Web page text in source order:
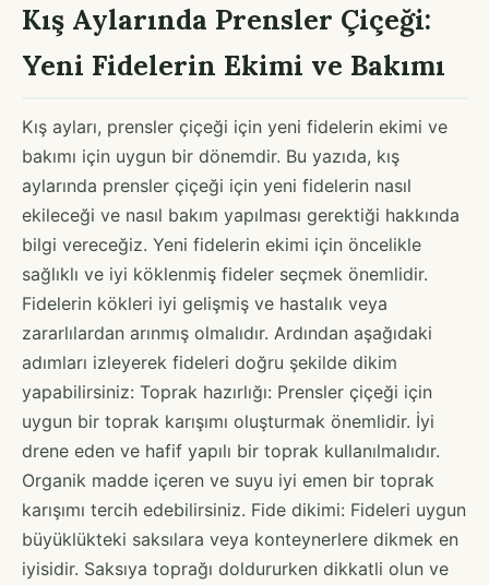
Kış Aylarında Prensler Çiçeği:
Yeni Fidelerin Ekimi ve Bakımı
Kış ayları, prensler çiçeği için yeni fidelerin ekimi ve
bakımı için uygun bir dönemdir. Bu yazıda, kış
aylarında prensler çiçeği için yeni fidelerin nasıl
ekileceği ve nasıl bakım yapılması gerektiği hakkında
bilgi vereceğiz. Yeni fidelerin ekimi için öncelikle
sağlıklı ve iyi köklenmiş fideler seçmek önemlidir.
Fidelerin kökleri iyi gelişmiş ve hastalık veya
zararlılardan arınmış olmalıdır. Ardından aşağıdaki
adımları izleyerek fideleri doğru şekilde dikim
yapabilirsiniz: Toprak hazırlığı: Prensler çiçeği için
uygun bir toprak karışımı oluşturmak önemlidir. İyi
drene eden ve hafif yapılı bir toprak kullanılmalıdır.
Organik madde içeren ve suyu iyi emen bir toprak
karışımı tercih edebilirsiniz. Fide dikimi: Fideleri uygun
büyüklükteki saksılara veya konteynerlere dikmek en
iyisidir. Saksıya toprağı doldururken dikkatli olun ve